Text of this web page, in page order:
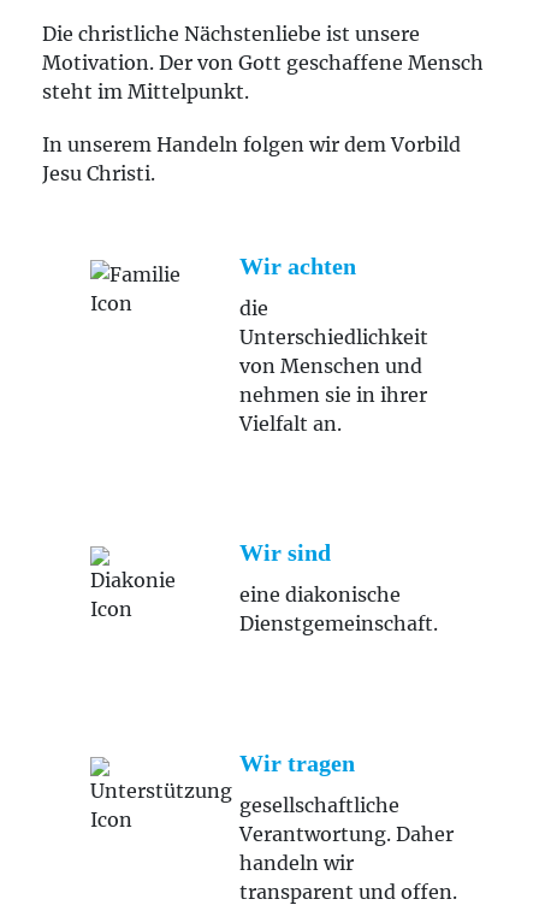
Die christliche Nächstenliebe ist unsere
Motivation. Der von Gott geschaffene Mensch
steht im Mittelpunkt.
In unserem Handeln folgen wir dem Vorbild
Jesu Christi.
Wir achten
die
Unterschiedlichkeit
von Menschen und
nehmen sie in ihrer
Vielfalt an.
Wir sind
eine diakonische
Dienstgemeinschaft.
Wir tragen
gesellschaftliche
Verantwortung. Daher
handeln wir
transparent und offen.